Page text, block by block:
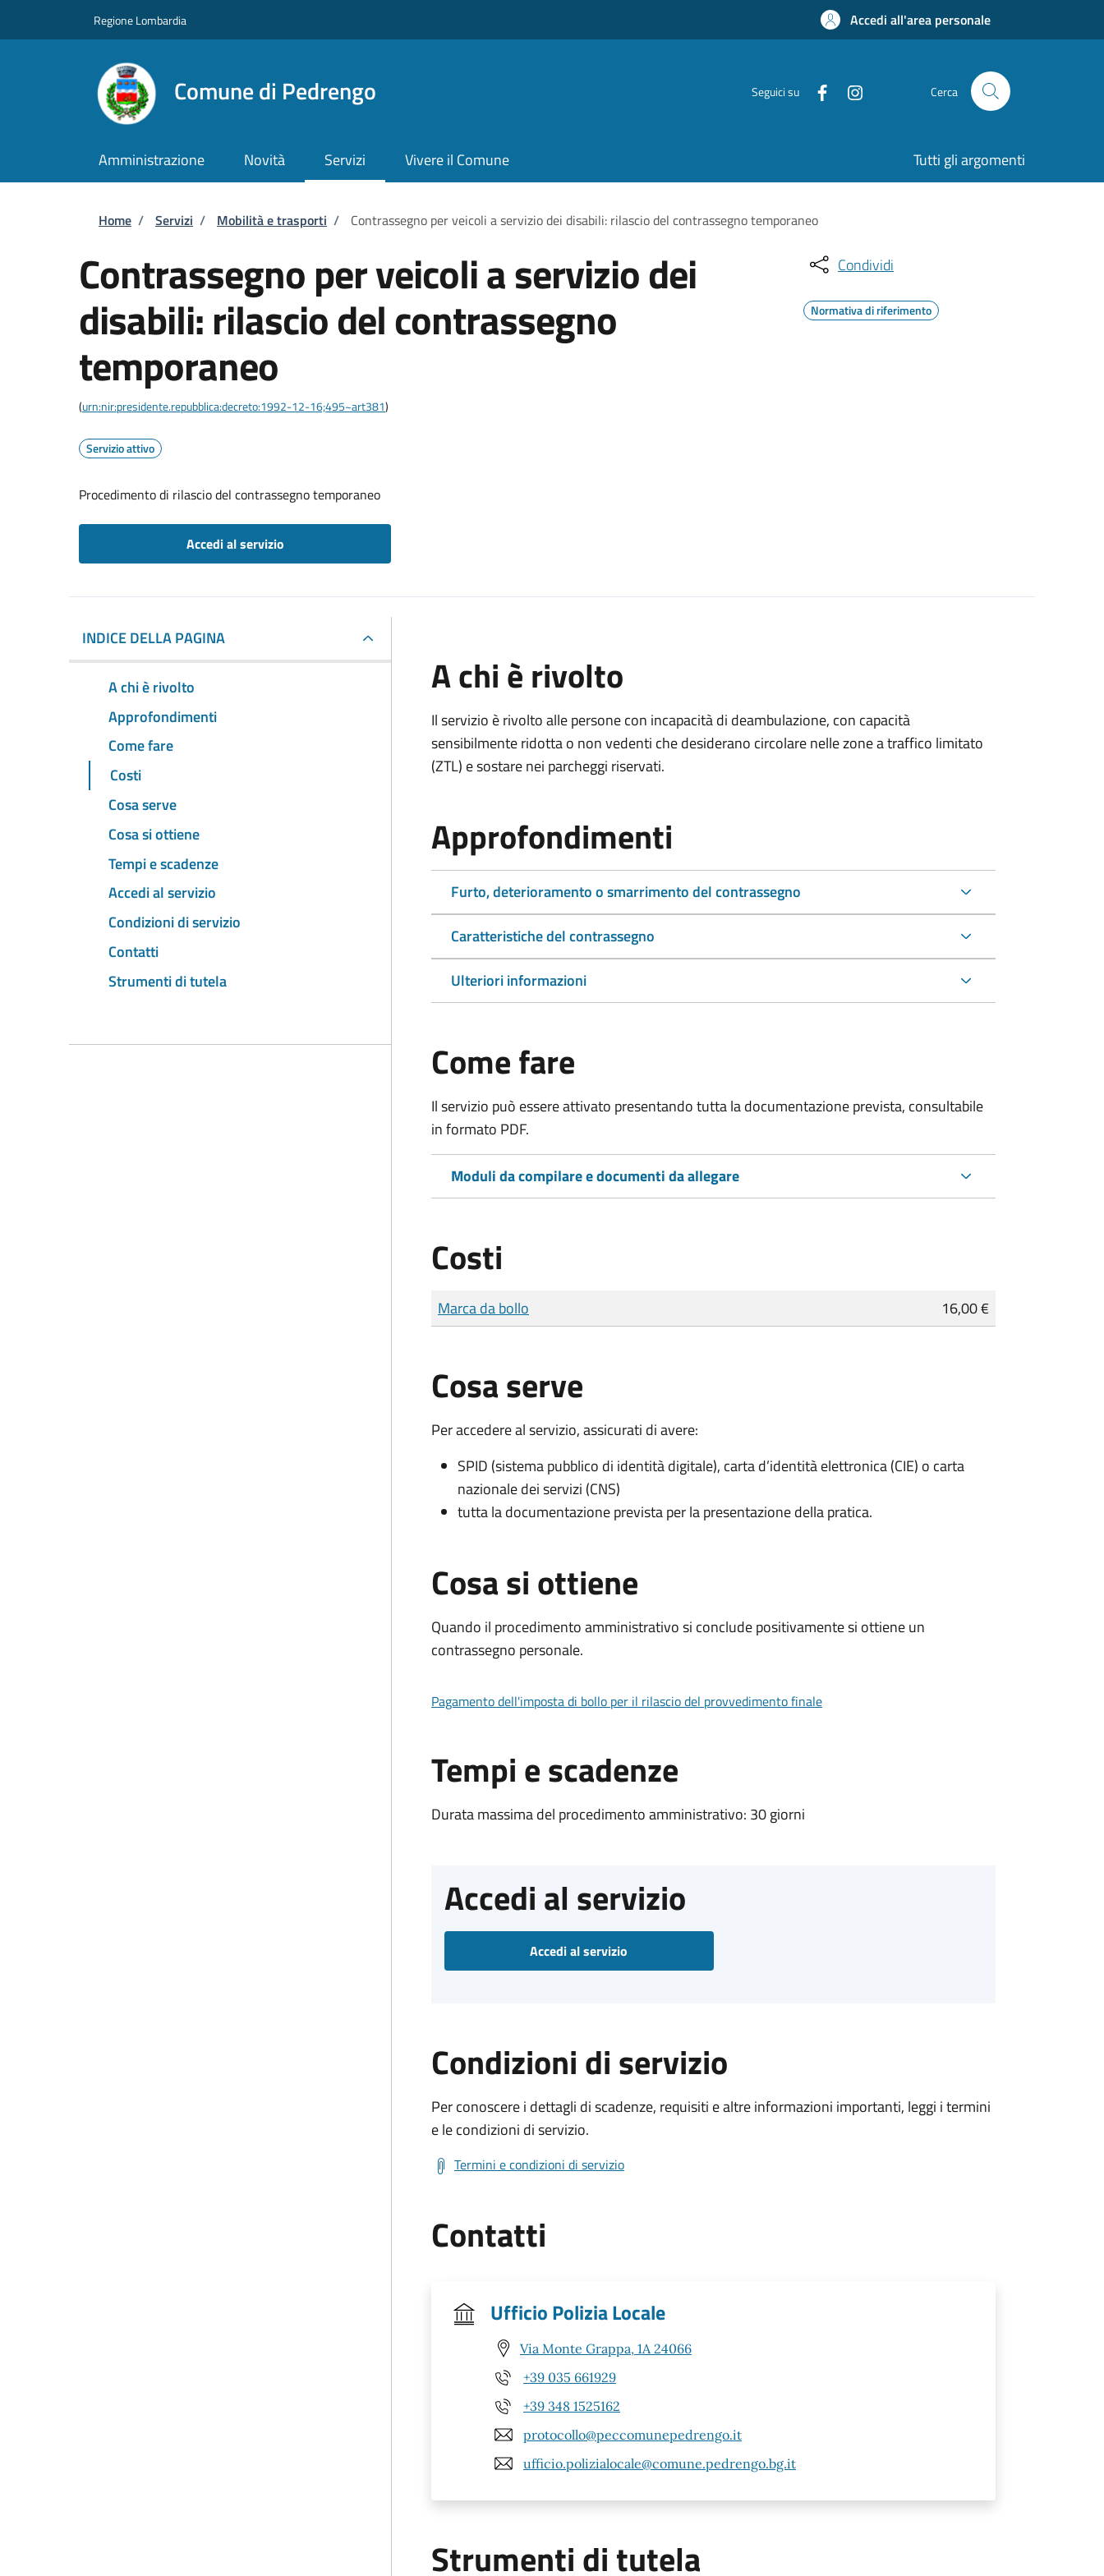
Regione Lombardia Accedi all'area personale
Comune di Pedrengo Seguici su Cerca
Amministrazione Novità Servizi Vivere il Comune Tutti gli argomenti
Briciole di pane
Home / Servizi / Mobilità e trasporti / Contrassegno per veicoli a servizio dei disabili: rilascio del contrassegno temporaneo
Contrassegno per veicoli a servizio dei
disabili: rilascio del contrassegno
temporaneo
(urn:nir:presidente.repubblica:decreto:1992-12-16;495~art381)
Servizio attivo
Procedimento di rilascio del contrassegno temporaneo
Accedi al servizio
Condividi
Normativa di riferimento
INDICE DELLA PAGINA
A chi è rivolto
Approfondimenti
Come fare
Costi
Cosa serve
Cosa si ottiene
Tempi e scadenze
Accedi al servizio
Condizioni di servizio
Contatti
Strumenti di tutela
A chi è rivolto
Il servizio è rivolto alle persone con incapacità di deambulazione, con capacità
sensibilmente ridotta o non vedenti che desiderano circolare nelle zone a traffico limitato
(ZTL) e sostare nei parcheggi riservati.
Approfondimenti
Furto, deterioramento o smarrimento del contrassegno
Caratteristiche del contrassegno
Ulteriori informazioni
Come fare
Il servizio può essere attivato presentando tutta la documentazione prevista, consultabile
in formato PDF.
Moduli da compilare e documenti da allegare
Costi
Tipo di pagamento
Importo
Marca da bollo 16,00 €
Cosa serve
Per accedere al servizio, assicurati di avere:
SPID (sistema pubblico di identità digitale), carta d’identità elettronica (CIE) o carta
nazionale dei servizi (CNS)
tutta la documentazione prevista per la presentazione della pratica.
Cosa si ottiene
Quando il procedimento amministrativo si conclude positivamente si ottiene un
contrassegno personale.
Pagamento dell'imposta di bollo per il rilascio del provvedimento finale
Tempi e scadenze
Durata massima del procedimento amministrativo: 30 giorni
Accedi al servizio
Accedi al servizio
Condizioni di servizio
Per conoscere i dettagli di scadenze, requisiti e altre informazioni importanti, leggi i termini
e le condizioni di servizio.
Termini e condizioni di servizio
Contatti
Ufficio Polizia Locale
Via Monte Grappa, 1A 24066
+39 035 661929
+39 348 1525162
protocollo@peccomunepedrengo.it
ufficio.polizialocale@comune.pedrengo.bg.it
Strumenti di tutela